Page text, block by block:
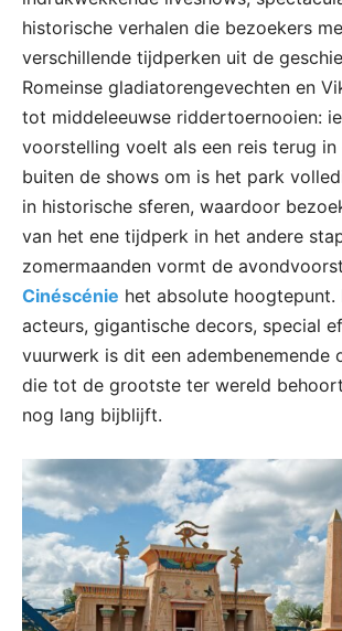
historische verhalen die bezoekers
verschillende tijdperken uit de
Romeinse gladiatorengevechten en
tot middeleeuwse riddertoernooien:
voorstelling voelt als een reis terug
buiten de shows om is het park
in historische sferen, waardoor
van het ene tijdperk in het andere
zomermaanden vormt de
Cinéscénie het absolute hoogtepunt.
acteurs, gigantische decors, special
vuurwerk is dit een adembenemende
die tot de grootste ter wereld
nog lang bijblijft.